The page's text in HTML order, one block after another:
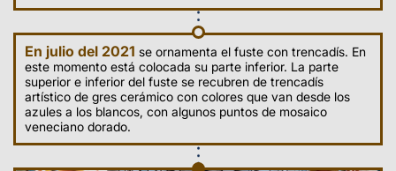
En julio del 2021 se ornamenta el fuste con trencadís. En
este momento está colocada su parte inferior. La parte
superior e inferior del fuste se recubren de trencadís
artístico de gres cerámico con colores que van desde los
azules a los blancos, con algunos puntos de mosaico
veneciano dorado.